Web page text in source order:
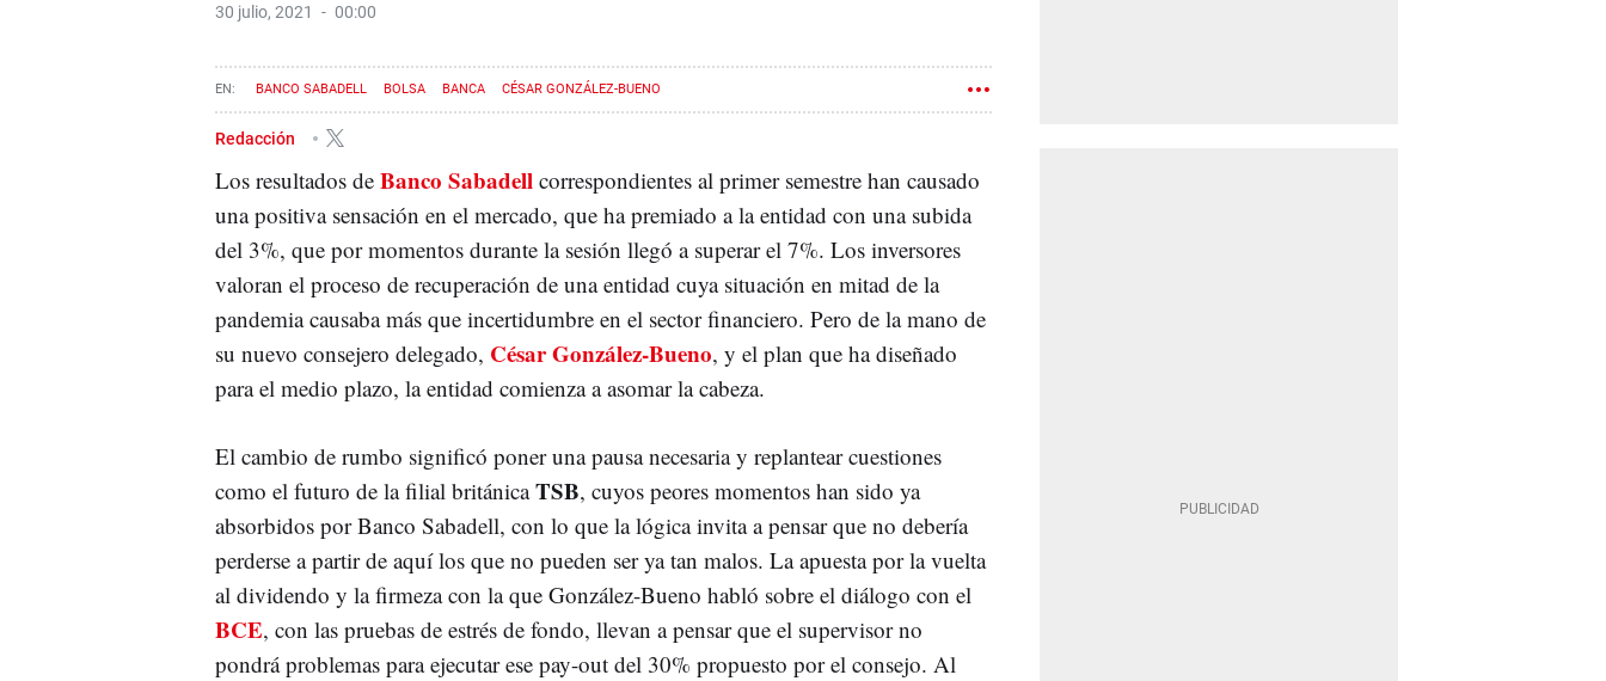
30 julio, 2021 00:00
BANCO SABADELL BOLSA BANCA CÉSAR GONZÁLEZ-BUENO
Redacción
Los resultados de Banco Sabadell correspondientes al primer semestre han causado
una positiva sensación en el mercado, que ha premiado a la entidad con una subida
del 3%, que por momentos durante la sesión llegó a superar el 7%. Los inversores
valoran el proceso de recuperación de una entidad cuya situación en mitad de la
pandemia causaba más que incertidumbre en el sector financiero. Pero de la mano de
su nuevo consejero delegado, César González-Bueno, y el plan que ha diseñado
para el medio plazo, la entidad comienza a asomar la cabeza.
El cambio de rumbo significó poner una pausa necesaria y replantear cuestiones
como el futuro de la filial británicaTSB, cuyos peores momentos han sido ya
absorbidos por Banco Sabadell, con lo que la lógica invita a pensar que no debería
perderse a partir de aquí los que no pueden ser ya tan malos. La apuesta por la vuelta
al dividendo y la firmeza con la que González-Bueno habló sobre el diálogo con el
BCE, con las pruebas de estrés de fondo, llevan a pensar que el supervisor no
pondrá problemas para ejecutar ese pay-out del 30% propuesto por el consejo. Al